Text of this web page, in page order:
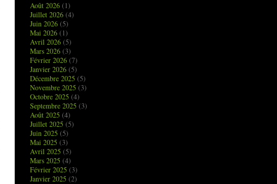
Août 2026 (1)
Juillet 2026 (4)
Juin 2026 (5)
Mai 2026 (1)
Avril 2026 (5)
Mars 2026 (3)
Février 2026 (7)
Janvier 2026 (5)
Décembre 2025 (5)
Novembre 2025 (3)
Octobre 2025 (4)
Septembre 2025 (3)
Août 2025 (4)
Juillet 2025 (5)
Juin 2025 (5)
Mai 2025 (3)
Avril 2025 (5)
Mars 2025 (4)
Février 2025 (3)
Janvier 2025 (2)